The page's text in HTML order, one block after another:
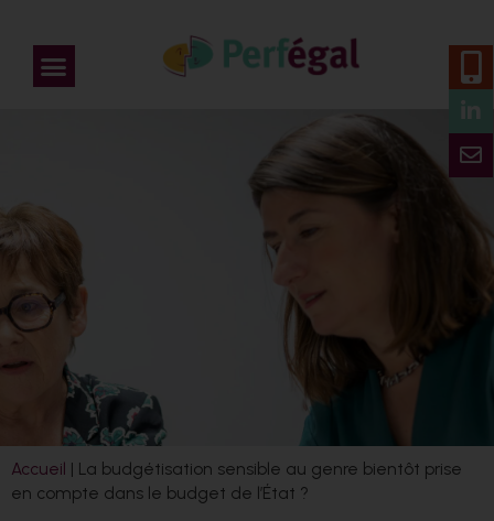
Accueil | La budgétisation sensible au genre bientôt prise
en compte dans le budget de l’État ?